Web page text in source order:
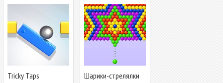
Tricky Taps
Шарики-стрелялки